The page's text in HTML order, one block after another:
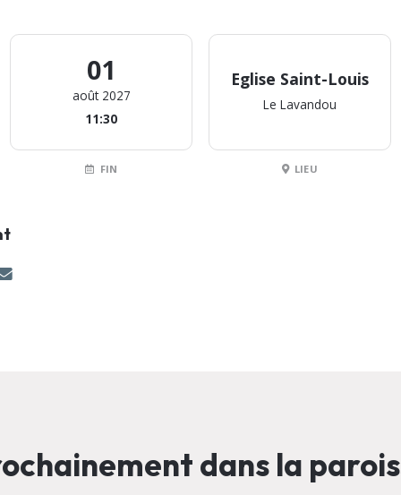
01
août 2027
11:30
FIN
Eglise Saint-Louis
Le Lavandou
LIEU
dans la